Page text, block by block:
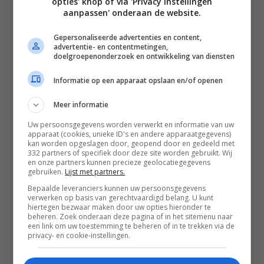
5 augustus 2026
4 augustus 2026
door Cynthia Schultz
Hier sta ik altijd weer
versteld van, terwijl het
eigenlijk heel logisch is
3 augustus 2026
aanpassen' onderaan de website.
Gepersonaliseerde advertenties en content,
advertentie- en contentmetingen,
doelgroepenonderzoek en ontwikkeling van diensten
Informatie op een apparaat opslaan en/of openen
Meer informatie
Uw persoonsgegevens worden verwerkt en informatie van uw
apparaat (cookies, unieke ID's en andere apparaatgegevens)
kan worden opgeslagen door, geopend door en gedeeld met
332 partners of specifiek door deze site worden gebruikt. Wij
en onze partners kunnen precieze geolocatiegegevens
gebruiken. Lijst met partners.
Bepaalde leveranciers kunnen uw persoonsgegevens
verwerken op basis van gerechtvaardigd belang. U kunt
hiertegen bezwaar maken door uw opties hieronder te
beheren. Zoek onderaan deze pagina of in het sitemenu naar
een link om uw toestemming te beheren of in te trekken via de
privacy- en cookie-instellingen.